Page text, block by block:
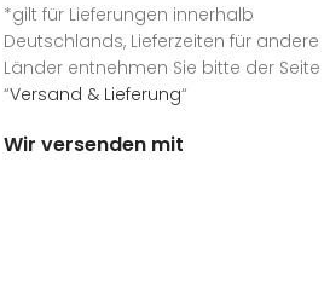
*gilt für Lieferungen innerhalb
Deutschlands, Lieferzeiten für andere
Länder entnehmen Sie bitte der Seite
“Versand & Lieferung“
Wir versenden mit